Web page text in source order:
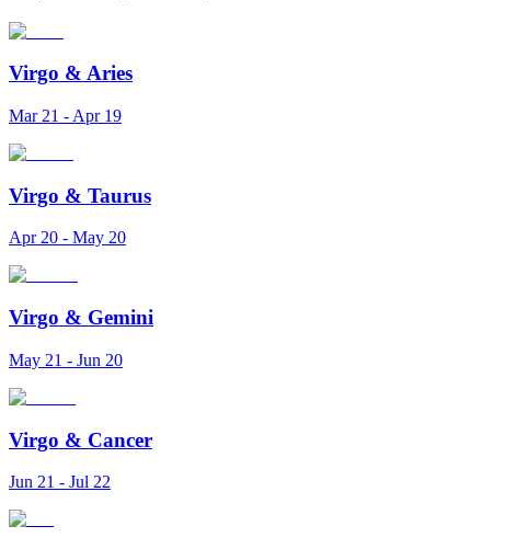
Virgo & Aries
Mar 21 - Apr 19
Virgo & Taurus
Apr 20 - May 20
Virgo & Gemini
May 21 - Jun 20
Virgo & Cancer
Jun 21 - Jul 22